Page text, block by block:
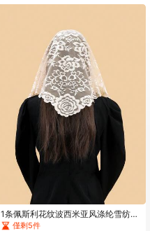
1条佩斯利花纹波西米亚风涤纶雪纺蕾
丝边时尚围巾，多功能遮阳披肩，适
僅剩5件